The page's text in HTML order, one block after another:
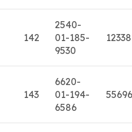
142
2540-
01-185-
9530
143
6620-
01-194-
6586